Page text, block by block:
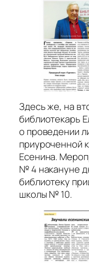
Здесь же, на
библиотекарь
о проведении
приуроченной
Есенина.
№ 4 накануне
библиотеку
школы № 10.